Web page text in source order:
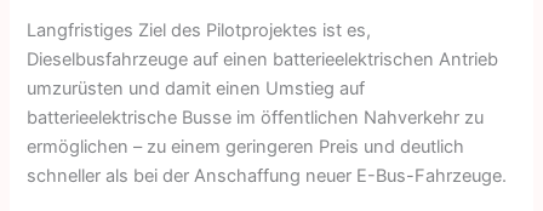
Langfristiges Ziel des Pilotprojektes ist es,
Dieselbusfahrzeuge auf einen batterieelektrischen Antrieb
umzurüsten und damit einen Umstieg auf
batterieelektrische Busse im öffentlichen Nahverkehr zu
ermöglichen – zu einem geringeren Preis und deutlich
schneller als bei der Anschaffung neuer E-Bus-Fahrzeuge.